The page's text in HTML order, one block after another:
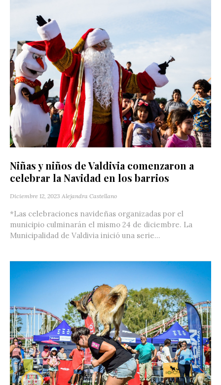
Niñas y niños de Valdivia comenzaron a
celebrar la Navidad en los barrios
Diciembre 12, 2023 Alejandra Castellano
*Las celebraciones navideñas organizadas por el
municipio culminarán el mismo 24 de diciembre. La
Municipalidad de Valdivia inició una serie...